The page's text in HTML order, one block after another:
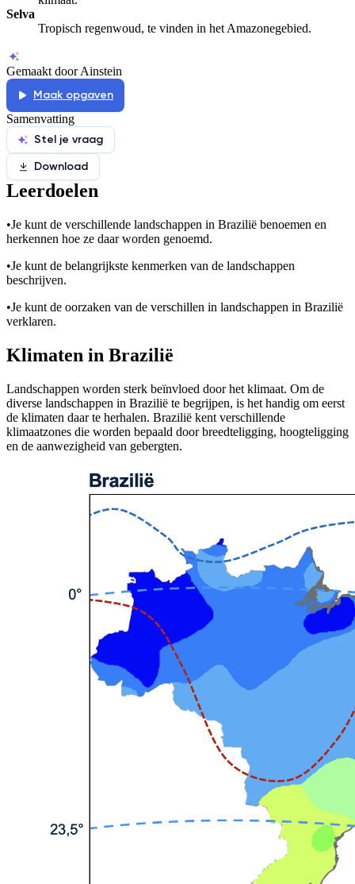
Selva
Tropisch regenwoud, te vinden in het Amazonegebied.
Gemaakt door Ainstein
Maak opgaven
Samenvatting
Stel je vraag
Download
Leerdoelen
•Je kunt de verschillende landschappen in Brazilië benoemen en
herkennen hoe ze daar worden genoemd.
•Je kunt de belangrijkste kenmerken van de landschappen
beschrijven.
•Je kunt de oorzaken van de verschillen in landschappen in Brazilië
verklaren.
Klimaten in Brazilië
Landschappen worden sterk beïnvloed door het klimaat. Om de
diverse landschappen in Brazilië te begrijpen, is het handig om eerst
de klimaten daar te herhalen. Brazilië kent verschillende
klimaatzones die worden bepaald door breedteligging, hoogteligging
en de aanwezigheid van gebergten.